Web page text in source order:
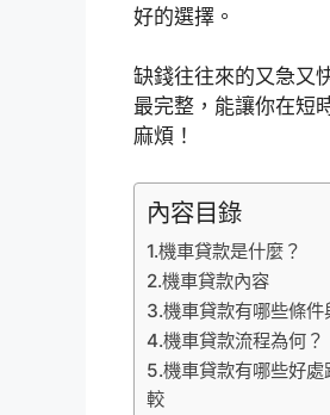
好的選擇。
缺錢往往來的又急又
最完整，能讓你在短
麻煩！
內容目錄
1.機車貸款是什麼？
2.機車貸款內容
3.機車貸款有哪些條件
4.機車貸款流程為何？
5.機車貸款有哪些好
較